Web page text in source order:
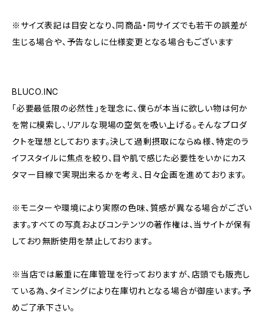
※サイズ表記は⽬安となり、同商品・同サイズでも若⼲の誤差が
⽣じる場合や、予告なしに仕様変更となる場合もございます
BLUCO.INC
「必要最低限の必然性」を理念に、僕らが本当に欲しい物は何か
を常に模索し、リアルな現場の空気を吸い上げる。そんなプロダ
クトを理想としております。決して過剰摂取にならぬ様、特定のラ
イフスタイルに焦点を絞り、目や肌で感じた必要性をいかにカス
タマー目線で実現出来るかを考え、日々企画を進めております。
※モニターや環境により実際の色味、質感が異なる場合がござい
ます。すべての写真およびコンテンツの著作権は、当サイトが保有
しており無断使用を禁止しております。
※当店では厳重に在庫管理を行っておりますが、店頭でも販売し
ている為、タイミングにより在庫切れとなる場合が御座います。予
めご了承下さい。